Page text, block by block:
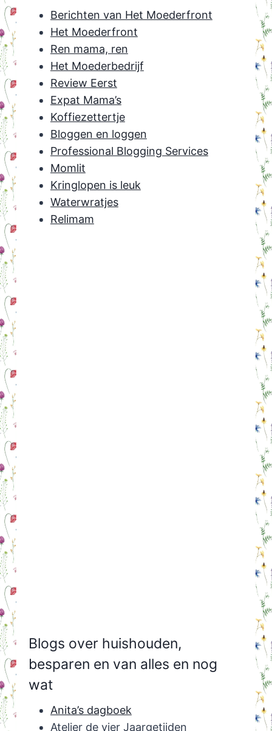
Berichten van Het Moederfront
Het Moederfront
Ren mama, ren
Het Moederbedrijf
Review Eerst
Expat Mama’s
Koffiezettertje
Bloggen en loggen
Professional Blogging Services
Momlit
Kringlopen is leuk
Waterwratjes
Relimam
Blogs over huishouden,
besparen en van alles en nog
wat
Anita’s dagboek
Atelier de vier Jaargetijden